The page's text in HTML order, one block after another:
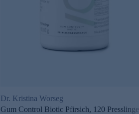
Dr. Kristina Worseg
Gum Control Biotic Pfirsich, 120 Presslinge